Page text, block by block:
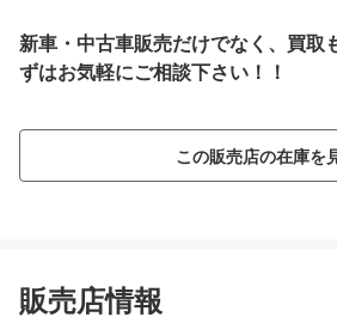
新車・中古車販売だけでなく、買取
ずはお気軽にご相談下さい！！
この販売店の在庫を
販売店情報